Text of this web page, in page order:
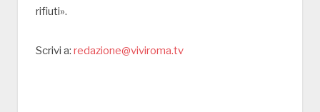
rifiuti».
Scrivi a: redazione@viviroma.tv